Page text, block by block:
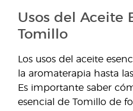
Usos del Aceite
Tomillo
Los usos del aceite
la aromaterapia hasta
Es importante saber
esencial de Tomillo de